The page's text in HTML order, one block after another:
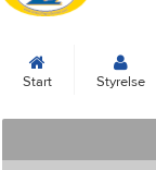
Start Styrelse